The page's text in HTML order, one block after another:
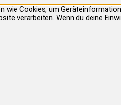
wie Cookies, um
verarbeiten. Wenn du deine